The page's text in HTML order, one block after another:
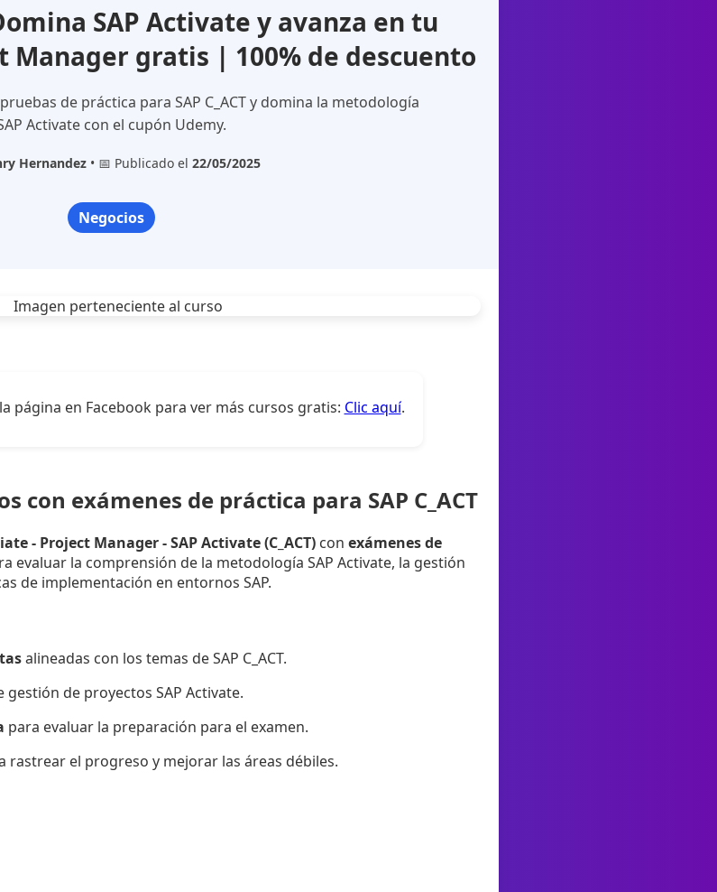
SAP Activate y avanza en tu
Manager gratis | 100% de descuento
de práctica para SAP C_ACT y domina la metodología
Activate con el cupón Udemy.
Hernandez • 📅 Publicado el 22/05/2025
Negocios
página en Facebook para ver más cursos gratis: Clic aquí.
con exámenes de práctica para SAP C_ACT
- Project Manager - SAP Activate (C_ACT) con exámenes de
evaluar la comprensión de la metodología SAP Activate, la gestión
de implementación en entornos SAP.
alineadas con los temas de SAP C_ACT.
gestión de proyectos SAP Activate.
para evaluar la preparación para el examen.
rastrear el progreso y mejorar las áreas débiles.